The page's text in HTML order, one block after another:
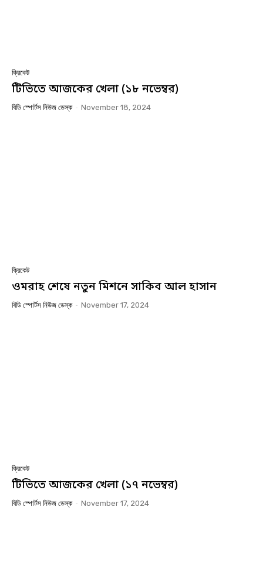
ক্রিকেট
টিভিতে আজকের খেলা (১৮ নভেম্বর)
বিডি স্পোর্টস নিউজ ডেস্ক - November 18, 2024
ক্রিকেট
ওমরাহ শেষে নতুন মিশনে সাকিব আল হাসান
বিডি স্পোর্টস নিউজ ডেস্ক - November 17, 2024
ক্রিকেট
টিভিতে আজকের খেলা (১৭ নভেম্বর)
বিডি স্পোর্টস নিউজ ডেস্ক - November 17, 2024